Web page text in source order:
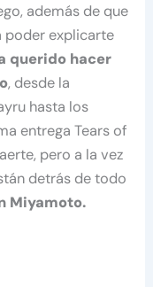
además de que
poder explicarte
querido hacer
, desde la
hasta los
entrega Tears of
pero a la vez
detrás de todo
Miyamoto.